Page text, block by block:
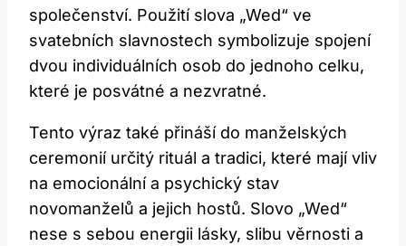
společenství. Použití slova „Wed“ ve
svatebních slavnostech symbolizuje spojení
dvou individuálních osob do jednoho celku,
které je posvátné a nezvratné.
Tento výraz také přináší do manželských
ceremonií určitý rituál a tradici, které mají vliv
na emocionální a psychický stav
novomanželů a jejich hostů. Slovo „Wed“
nese s sebou energii lásky, slibu věrnosti a